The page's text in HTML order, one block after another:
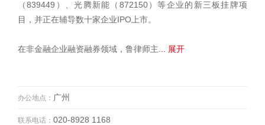
（839449）、光腾新能（872150）等企业的新三板挂牌项
目，并正在辅导数十家企业IPO上市。
在非金融企业融资融券领域，鲁律师主 ... 展开
办公地点： 广州
联系电话： 020-8928 1168